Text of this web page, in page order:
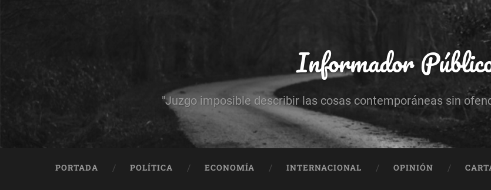
Informador
"Juzgo imposible describir las cosas contemporáneas sin
PORTADA POLÍTICA ECONOMÍA INTERNACIONAL OPINIÓN